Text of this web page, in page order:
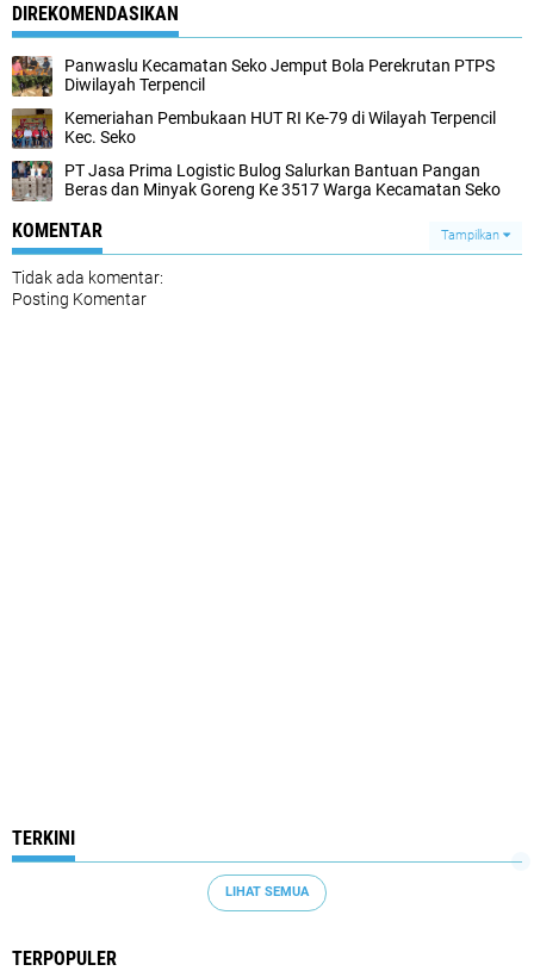
DIREKOMENDASIKAN
Panwaslu Kecamatan Seko Jemput Bola Perekrutan PTPS
Diwilayah Terpencil
Kemeriahan Pembukaan HUT RI Ke-79 di Wilayah Terpencil
Kec. Seko
PT Jasa Prima Logistic Bulog Salurkan Bantuan Pangan
Beras dan Minyak Goreng Ke 3517 Warga Kecamatan Seko
KOMENTAR Tampilkan
Tidak ada komentar:
Posting Komentar
TERKINI
LIHAT SEMUA
TERPOPULER